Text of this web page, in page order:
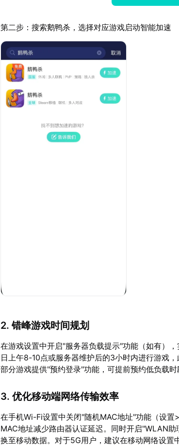
第二步：搜索鹅鸭杀，选择对应游戏启动智能加速
2. 错峰游戏时间规划
在游戏设置中开启"服务器负载提示"功能（如有）
日上午8-10点或服务器维护后的3小时内进行游戏
部分游戏提供"预约登录"功能，可提前预约低负载时
3. 优化移动端网络传输效率
在手机Wi-Fi设置中关闭"随机MAC地址"功能（设
MAC地址减少路由器认证延迟。同时开启"WLAN
换至移动数据。对于5G用户，建议在移动网络设置